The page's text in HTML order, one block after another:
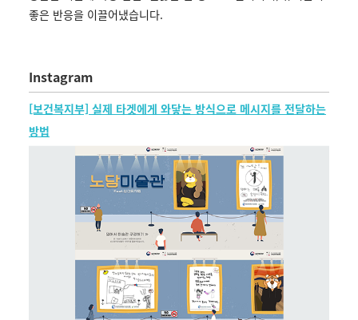
좋은 반응을 이끌어냈습니다.
Instagram
[보건복지부] 실제 타겟에게 와닿는 방식으로 메시지를 전달하는
방법